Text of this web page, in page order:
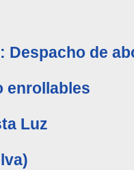
Despacho de
enrollables
Luz